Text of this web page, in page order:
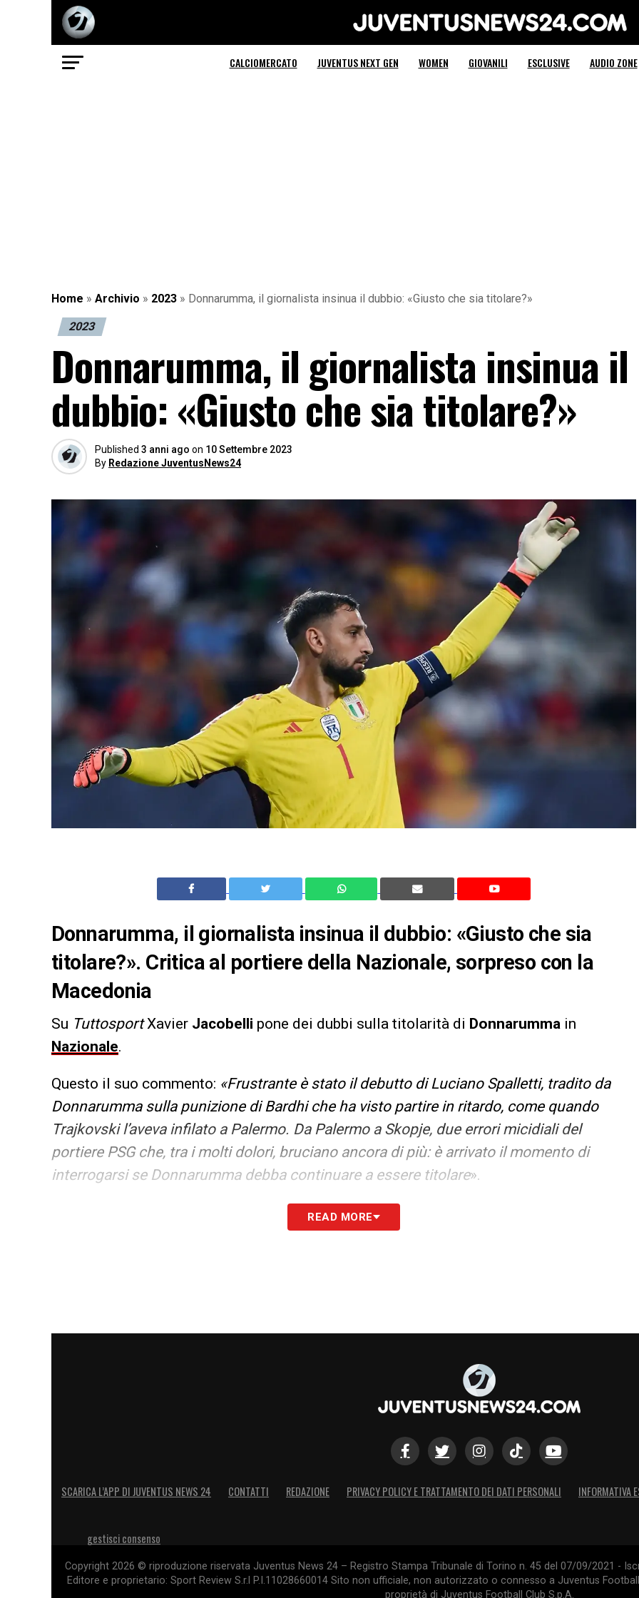
Juventus News 24
CALCIOMERCATO JUVENTUS NEXT GEN WOMEN GIOVANILI ESCLUSIVE AUDIO ZONE
Home » Archivio » 2023 » Donnarumma, il giornalista insinua il dubbio: «Giusto che sia titolare?»
2023
Donnarumma, il giornalista insinua il
dubbio: «Giusto che sia titolare?»
Published 3 anni ago on 10 Settembre 2023
By Redazione JuventusNews24
Donnarumma, il giornalista insinua il dubbio: «Giusto che sia
titolare?». Critica al portiere della Nazionale, sorpreso con la
Macedonia
Su TuttosportXavier Jacobelli pone dei dubbi sulla titolarità di Donnarumma in
Nazionale.
Questo il suo commento: «Frustrante è stato il debutto di Luciano Spalletti, tradito da
Donnarumma sulla punizione di Bardhi che ha visto partire in ritardo, come quando
Trajkovski l’aveva infilato a Palermo. Da Palermo a Skopje, due errori micidiali del
portiere PSG che, tra i molti dolori, bruciano ancora di più: è arrivato il momento di
interrogarsi se Donnarumma debba continuare a essere titolare».
LA PLAYLIST DELLE NOSTRE TOP NEWSREAD MORE
SCARICA L’APP DI JUVENTUS NEWS 24 CONTATTI REDAZIONE PRIVACY POLICY E TRATTAMENTO DEI DATI PERSONALI INFORMATIVA
gestisci consenso
Copyright 2026 © riproduzione riservata Juventus News 24 – Registro Stampa Tribunale di Torino n. 45 del 07/09/2021 -
Editore e proprietario: Sport Review S.r.l P.I.11028660014 Sito non ufficiale, non autorizzato o connesso a Juventus
proprietà di Juventus Football Club S.p.A.